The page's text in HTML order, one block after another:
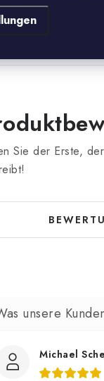
Sie der Erste,
Michael